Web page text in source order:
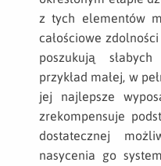
z tych elementów
całościowe
poszukują
przykład małej, w
jej najlepsze
zrekompensuje
dostatecznej
nasycenia go